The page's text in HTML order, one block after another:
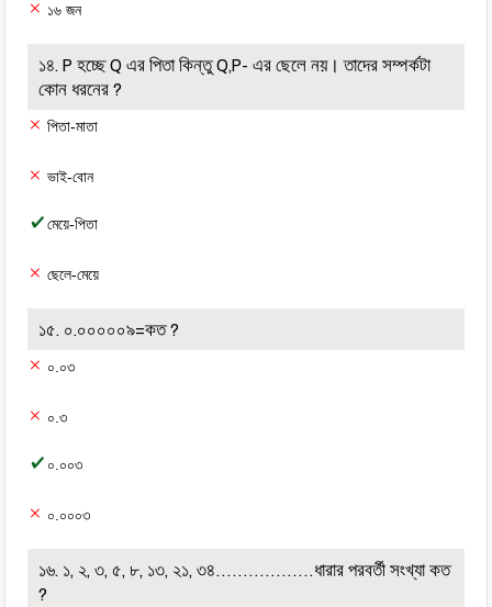
১৬ জন
১৪. P হচ্ছে Q এর পিতা কিন্তু Q,P- এর ছেলে নয়। তাদের সম্পর্কটা
কোন ধরনের ?
পিতা-মাতা
ভাই-বোন
মেয়ে-পিতা
ছেলে-মেয়ে
১৫. ০.০০০০০৯=কত ?
০.০৩
০.৩
০.০০৩
০.০০০৩
১৬. ১, ২, ৩, ৫, ৮, ১৩, ২১, ৩৪………………ধারার পরবর্তী সংখ্যা কত
?